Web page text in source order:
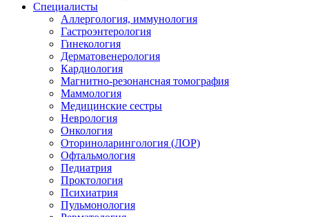
Специалисты
Аллергология, иммунология
Гастроэнтерология
Гинекология
Дерматовенерология
Кардиология
Магнитно-резонансная томография
Маммология
Медицинские сестры
Неврология
Онкология
Оториноларингология (ЛОР)
Офтальмология
Педиатрия
Проктология
Психиатрия
Пульмонология